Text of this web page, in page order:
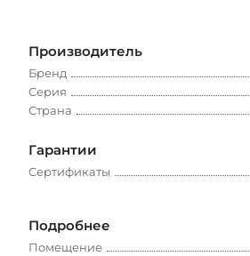
Производитель
Бренд
Серия
Страна
Гарантии
Сертификаты
Подробнее
Помещение